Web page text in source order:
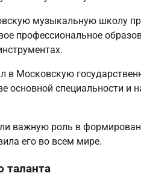
музыкальную школу
профессиональное
в Московскую
специальности и
важную роль в
его во всем мире.
таланта